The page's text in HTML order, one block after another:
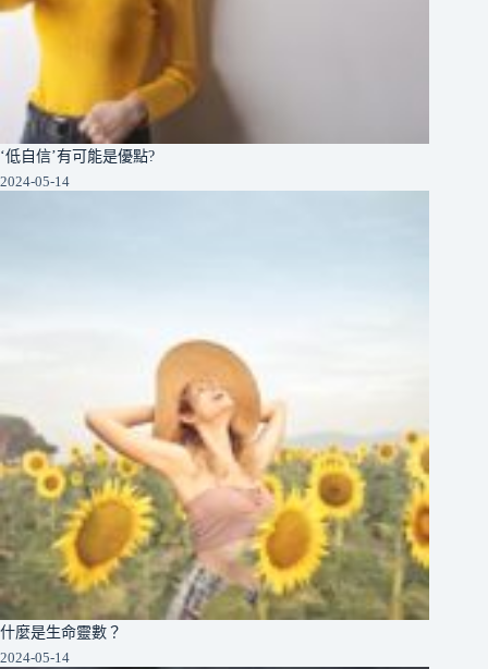
‘低自信’有可能是優點?
2024-05-14
什麼是生命靈數？
2024-05-14